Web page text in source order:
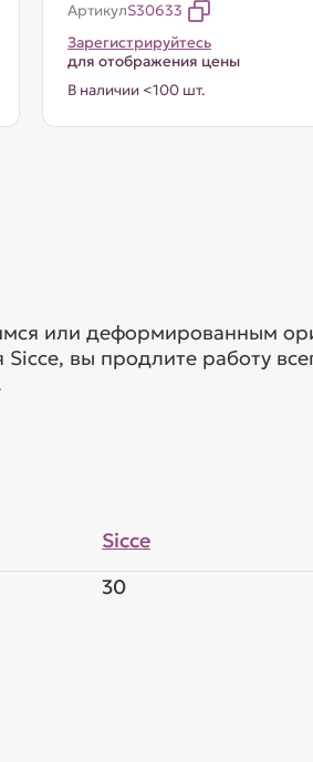
АртикулS30633
Зарегистрируйтесь
для отображения цены
В наличии <100 шт.
или деформированным
вы продлите работу
Sicce
30